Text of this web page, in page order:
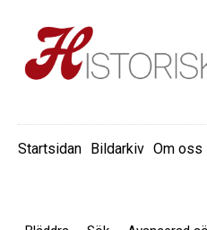
Startsidan Bildarkiv Om oss